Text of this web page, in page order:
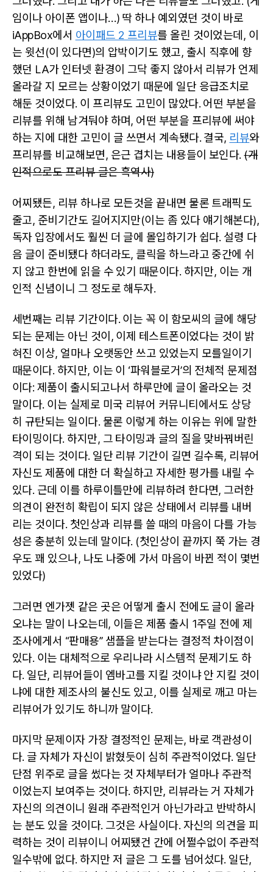
임이나 아이폰 앱이나…) 딱 하나 예외였던 것이 바로
iAppBox에서 아이패드 2 프리뷰를 올린 것이었는데, 이
는 윗선(이 있다면)의 압박이기도 했고, 출시 직후에 향
했던 LA가 인터넷 환경이 그닥 좋지 않아서 리뷰가 언제
올라갈 지 모르는 상황이었기 때문에 일단 응급조치로
해둔 것이었다. 이 프리뷰도 고민이 많았다. 어떤 부분을
리뷰를 위해 남겨둬야 하며, 어떤 부분을 프리뷰에 써야
하는 지에 대한 고민이 글 쓰면서 계속됐다. 결국, 리뷰와
프리뷰를 비교해보면, 은근 겹치는 내용들이 보인다.(개
인적으로도 프리뷰 글은 흑역사)
어찌됐든, 리뷰 하나로 모든것을 끝내면 물론 트래픽도
줄고, 준비기간도 길어지지만(이는 좀 있다 얘기해본다),
독자 입장에서도 훨씬 더 글에 몰입하기가 쉽다. 설령 다
음 글이 준비됐다 하더라도, 클릭을 하느라고 중간에 쉬
지 않고 한번에 읽을 수 있기 때문이다. 하지만, 이는 개
인적 신념이니 그 정도로 해두자.
세번째는 리뷰 기간이다. 이는 꼭 이 함모씨의 글에 해당
되는 문제는 아닌 것이, 이제 테스트폰이었다는 것이 밝
혀진 이상, 얼마나 오랫동안 쓰고 있었는지 모를일이기
때문이다. 하지만, 이는 이 ‘파워블로거’의 전체적 문제점
이다: 제품이 출시되고나서 하루만에 글이 올라오는 것
말이다. 이는 실제로 미국 리뷰어 커뮤니티에서도 상당
히 규탄되는 일이다. 물론 이렇게 하는 이유는 위에 말한
타이밍이다. 하지만, 그 타이밍과 글의 질을 맞바꿔버린
격이 되는 것이다. 일단 리뷰 기간이 길면 길수록, 리뷰어
자신도 제품에 대한 더 확실하고 자세한 평가를 내릴 수
있다. 근데 이를 하루이틀만에 리뷰하려 한다면, 그러한
의견이 완전히 확립이 되지 않은 상태에서 리뷰를 내버
리는 것이다. 첫인상과 리뷰를 쓸 때의 마음이 다를 가능
성은 충분히 있는데 말이다. (첫인상이 끝까지 쭉 가는 경
우도 꽤 있으나, 나도 나중에 가서 마음이 바뀐 적이 몇번
있었다)
그러면 엔가젯 같은 곳은 어떻게 출시 전에도 글이 올라
오냐는 말이 나오는데, 이들은 제품 출시 1주일 전에 제
조사에게서 “판매용” 샘플을 받는다는 결정적 차이점이
있다. 이는 대체적으로 우리나라 시스템적 문제기도 하
다. 일단, 리뷰어들이 엠바고를 지킬 것이냐 안 지킬 것이
냐에 대한 제조사의 불신도 있고, 이를 실제로 깨고 마는
리뷰어가 있기도 하니까 말이다.
마지막 문제이자 가장 결정적인 문제는, 바로 객관성이
다. 글 자체가 자신이 밝혔듯이 심히 주관적이었다. 일단
단점 위주로 글을 썼다는 것 자체부터가 얼마나 주관적
이었는지 보여주는 것이다. 하지만, 리뷰라는 거 자체가
자신의 의견이니 원래 주관적인거 아닌가라고 반박하시
는 분도 있을 것이다. 그것은 사실이다. 자신의 의견을 피
력하는 것이 리뷰이니 어찌됐건 간에 어쩔수없이 주관적
일수밖에 없다. 하지만 저 글은 그 도를 넘어섰다. 일단,